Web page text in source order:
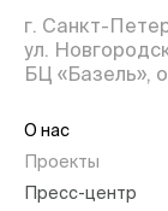
г. Санкт-
ул.
БЦ «Базель»,
О нас
Проекты
Пресс-центр